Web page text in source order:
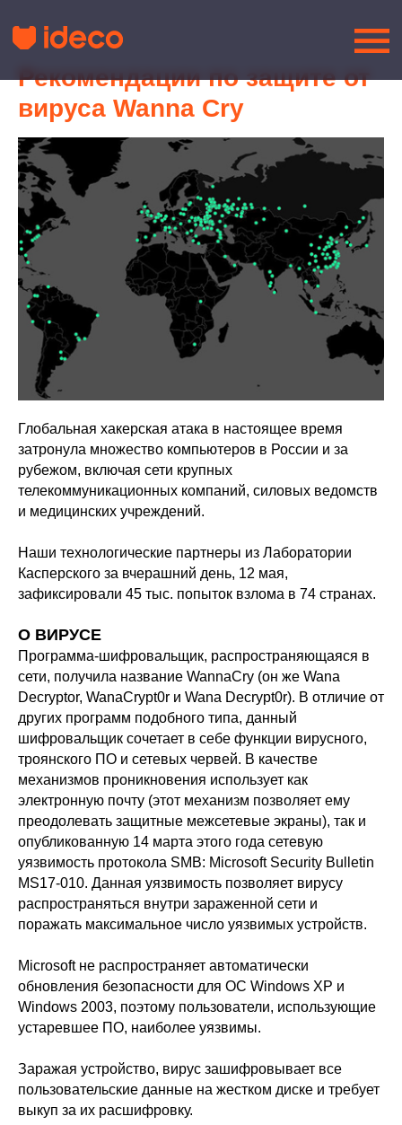
Рекомендации по защите от
вируса Wanna Cry
Глобальная хакерская атака в настоящее время
затронула множество компьютеров в России и за
рубежом, включая сети крупных
телекоммуникационных компаний, силовых ведомств
и медицинских учреждений.
Наши технологические партнеры из Лаборатории
Касперского за вчерашний день, 12 мая,
зафиксировали 45 тыс. попыток взлома в 74 странах.
О ВИРУСЕ
Программа-шифровальщик, распространяющаяся в
сети, получила название WannaCry (он же Wana
Decryptor, WanaCrypt0r и Wana Decrypt0r). В отличие от
других программ подобного типа, данный
шифровальщик сочетает в себе функции вирусного,
троянского ПО и сетевых червей. В качестве
механизмов проникновения использует как
электронную почту (этот механизм позволяет ему
преодолевать защитные межсетевые экраны), так и
опубликованную 14 марта этого года сетевую
уязвимость протокола SMB: Microsoft Security Bulletin
MS17-010. Данная уязвимость позволяет вирусу
распространяться внутри зараженной сети и
поражать максимальное число уязвимых устройств.
Microsoft не распространяет автоматически
обновления безопасности для ОС Windows XP и
Windows 2003, поэтому пользователи, использующие
устаревшее ПО, наиболее уязвимы.
Заражая устройство, вирус зашифровывает все
пользовательские данные на жестком диске и требует
выкуп за их расшифровку.